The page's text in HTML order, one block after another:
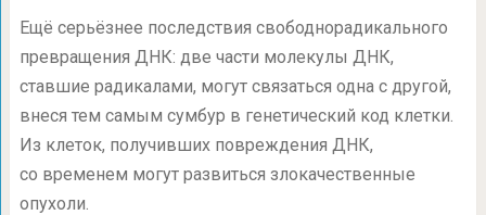
Ещё серьёзнее последствия свободнорадикального
превращения ДНК: две части молекулы ДНК,
ставшие радикалами, могут связаться одна с другой,
внеся тем самым сумбур в генетический код клетки.
Из клеток, получивших повреждения ДНК,
со временем могут развиться злокачественные
опухоли.